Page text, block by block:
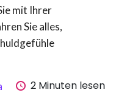
mit Ihrer
Sie alles,
2 Minuten lesen